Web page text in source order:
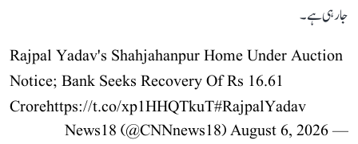
جا رہی ہے۔
Rajpal Yadav's Shahjahanpur Home Under Auction
Notice; Bank Seeks Recovery Of Rs 16.61
Crorehttps://t.co/xp1HHQTkuT#RajpalYadav
— News18 (@CNNnews18)
August 6, 2026